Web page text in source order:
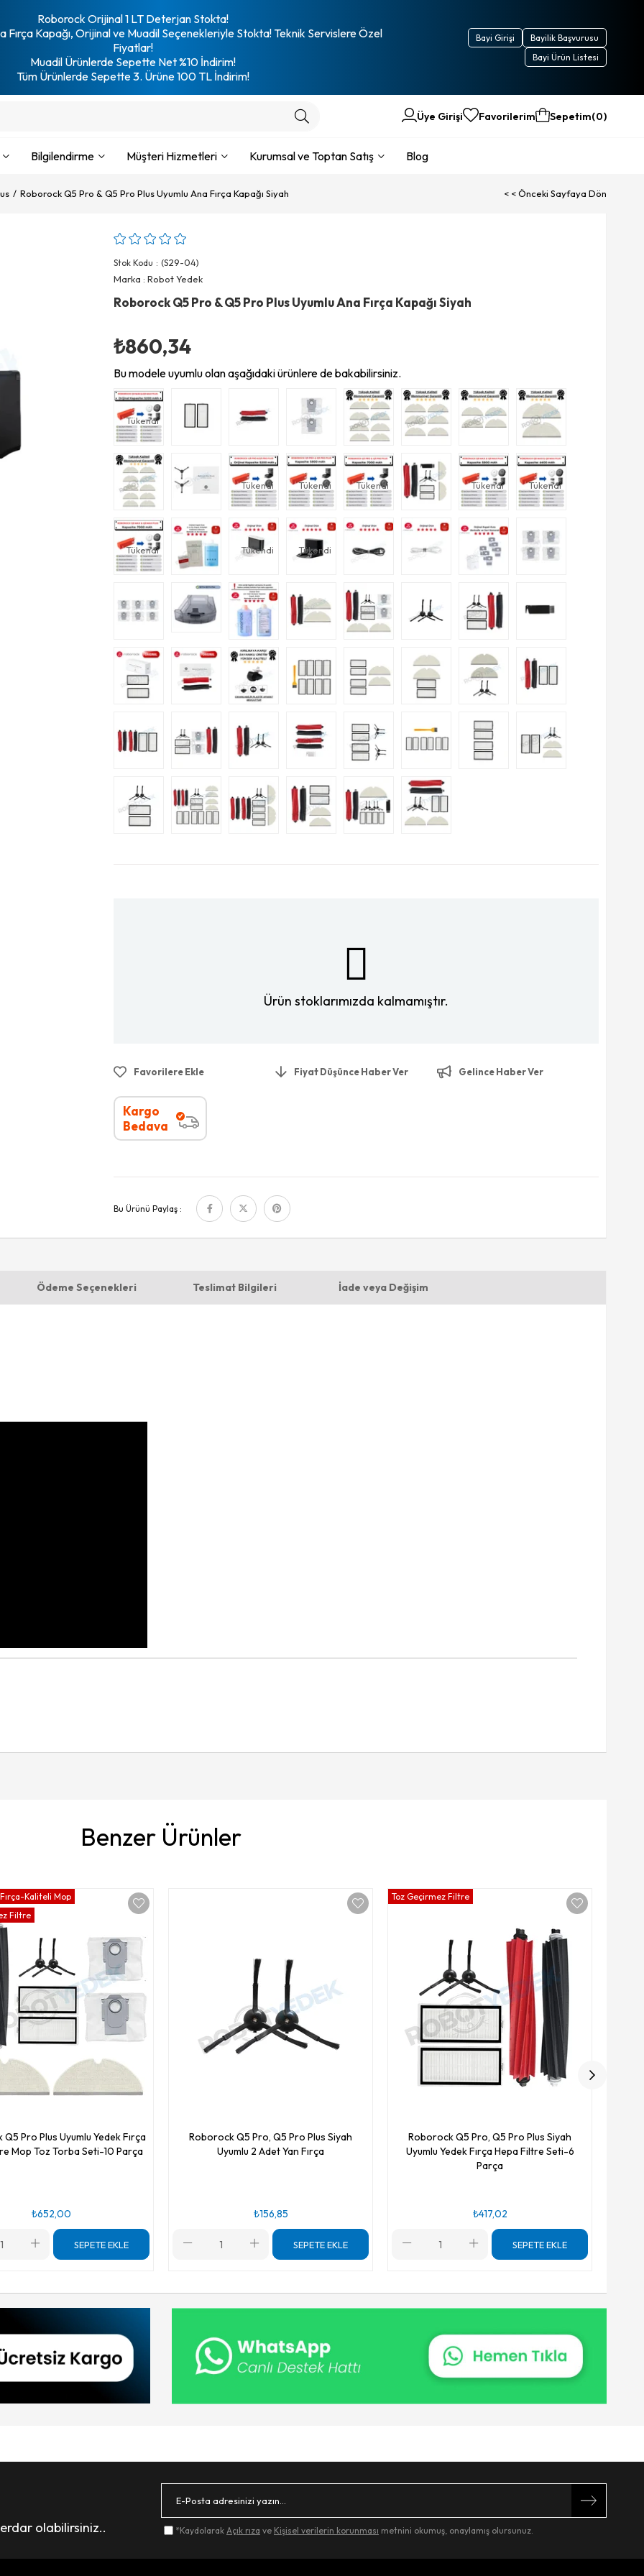
Roborock Orijinal 1 LT Deterjan Stokta!
Fırça Kapağı, Orijinal ve Muadil Seçenekleriyle Stokta! Teknik Servislere Özel
Fiyatlar!
Muadil Ürünlerde Sepette Net %10 İndirim!
Tüm Ürünlerde Sepette 3. Ürüne 100 TL İndirim!
Bayilik Başvurusu
Bayi Girişi
Bayi Ürün Listesi
Üye Girişi Favorilerim Sepetim 0
Bilgilendirme Müşteri Hizmetleri Kurumsal ve Toptan Satış Blog
Roborock Q5 Pro & Q5 Pro Plus Uyumlu Ana Fırça Kapağı Siyah < < Önceki Sayfaya Dön
Stok Kodu
(S29-04)
Marka : Robot Yedek
Roborock Q5 Pro & Q5 Pro Plus Uyumlu Ana Fırça Kapağı Siyah
₺860,34
Bu modele uyumlu olan aşağıdaki ürünlere de bakabilirsiniz.
Tükendi
Tükendi Tükendi Tükendi Tükendi Tükendi
Tükendi Tükendi Tükendi
Ürün stoklarımızda kalmamıştır.
Favorilere Ekle Fiyat Düşünce Haber Ver Gelince Haber Ver
Kargo
Bedava
Bu Ürünü Paylaş :
Ödeme Seçenekleri Teslimat Bilgileri İade veya Değişim
Benzer Ürünler
Pro Plus Uyumlu Yedek Fırça
Mop Toz Torba Seti-10 Parça
₺652,00
SEPETE EKLE
Kaliteli Mop
Filtre
Roborock Q5 Pro, Q5 Pro Plus Siyah
Uyumlu 2 Adet Yan Fırça
₺156,85
SEPETE EKLE
Roborock Q5 Pro, Q5 Pro Plus Siyah
Uyumlu Yedek Fırça Hepa Filtre Seti-6
Parça
₺417,02
SEPETE EKLE
Toz Geçirmez Filtre
olabilirsiniz.. *Kaydolarak Açık rıza ve Kişisel verilerin korunması metnini okumuş, onaylamış olursunuz.